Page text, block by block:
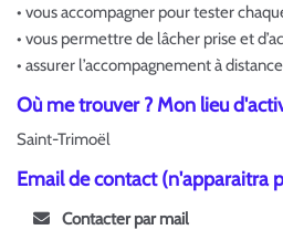
• vous accompagner pour tester
• vous permettre de lâcher prise et
• assurer l’accompagnement à distance
Où me trouver ? Mon lieu
Saint-Trimoël
Email de contact (n'apparaitra
Contacter par mail